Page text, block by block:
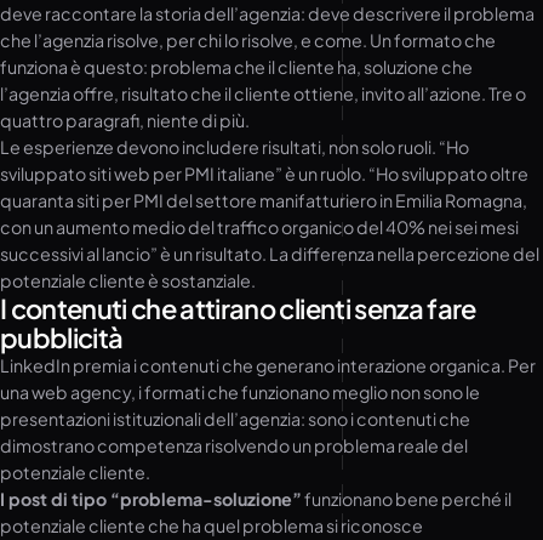
deve raccontare la storia dell’agenzia: deve descrivere il problema
che l’agenzia risolve, per chi lo risolve, e come. Un formato che
funziona è questo: problema che il cliente ha, soluzione che
l’agenzia offre, risultato che il cliente ottiene, invito all’azione. Tre o
quattro paragrafi, niente di più.
Le esperienze devono includere risultati, non solo ruoli. “Ho
sviluppato siti web per PMI italiane” è un ruolo. “Ho sviluppato oltre
quaranta siti per PMI del settore manifatturiero in Emilia Romagna,
con un aumento medio del traffico organico del 40% nei sei mesi
successivi al lancio” è un risultato. La differenza nella percezione del
potenziale cliente è sostanziale.
I contenuti che attirano clienti senza fare
pubblicità
LinkedIn premia i contenuti che generano interazione organica. Per
una web agency, i formati che funzionano meglio non sono le
presentazioni istituzionali dell’agenzia: sono i contenuti che
dimostrano competenza risolvendo un problema reale del
potenziale cliente.
I post di tipo “problema-soluzione”funzionano bene perché il
potenziale cliente che ha quel problema si riconosce